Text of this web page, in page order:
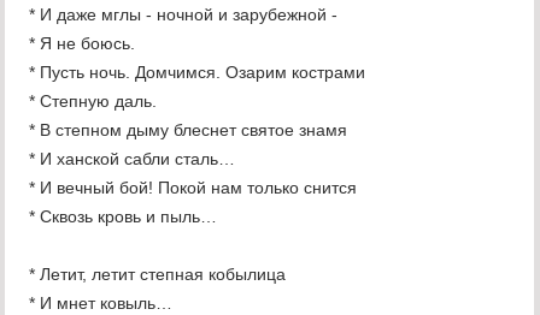
* И даже мглы - ночной и зарубежной -
* Я не боюсь.
* Пусть ночь. Домчимся. Озарим кострами
* Степную даль.
* В степном дыму блеснет святое знамя
* И ханской сабли сталь…
* И вечный бой! Покой нам только снится
* Сквозь кровь и пыль…
* Летит, летит степная кобылица
* И мнет ковыль…